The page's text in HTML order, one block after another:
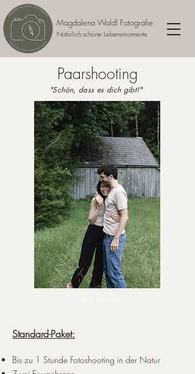
Magdalena Waldl Fotografie
Natürlich schöne Lebensmomente
Paarshooting
"Schön, dass es dich gibt!"
Standard-Paket:
Bis zu 1 Stunde Fotoshooting in der Natur